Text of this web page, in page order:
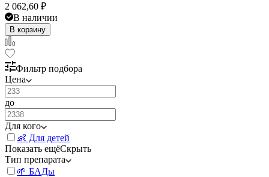
2 062,60 ₽
В наличии
В корзину
Фильтр подбора
Цена
до
Для кого
👶 Для детей
Показать ещёСкрыть
Тип препарата
🌱 БАДы